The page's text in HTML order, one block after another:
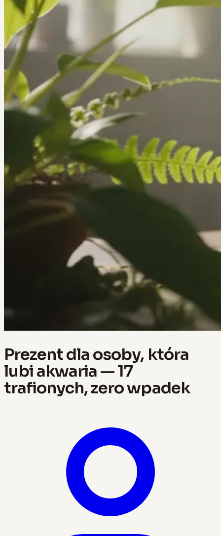
Prezent dla osoby, która
lubi akwaria — 17
trafionych, zero wpadek